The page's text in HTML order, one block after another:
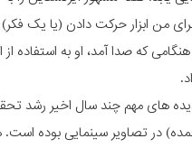
من ابزار حرکت دادن (یا یک
که صدا آمد، او به استفاده از
های مهم چند سال اخیر رشد
در تصاویر سینمایی بوده